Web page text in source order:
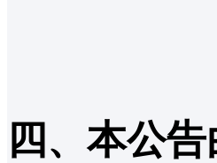
四、本公